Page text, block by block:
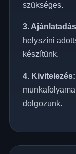
szükséges.
3.
helyszíni
készítünk.
4. Kivitelezés:
dolgozunk.